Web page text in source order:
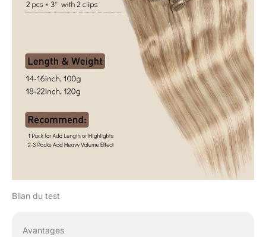
Bilan du test
Avantages